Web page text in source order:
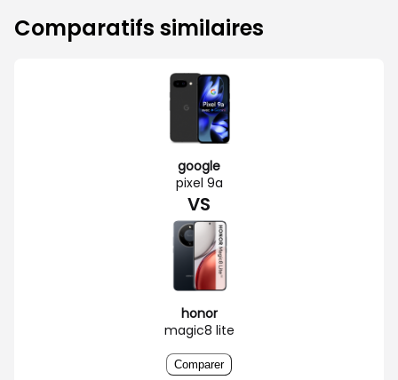
Comparatifs similaires
google
pixel 9a
VS
honor
magic8 lite
Comparer